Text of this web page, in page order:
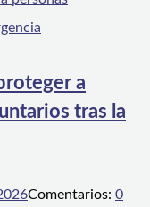
a
tras la
Comentarios: 0